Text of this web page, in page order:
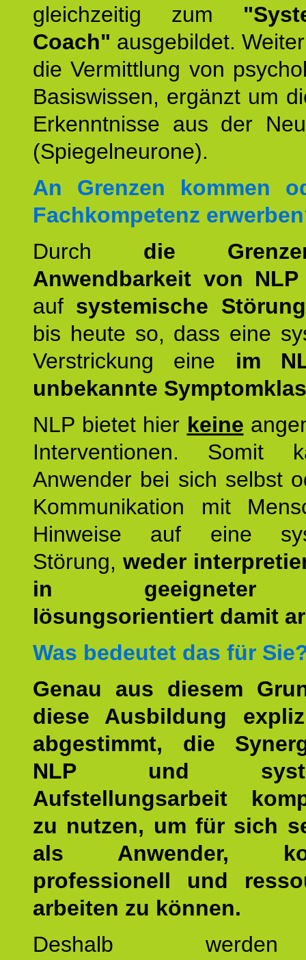
gleichzeitig zum
Coach" ausgebildet.
die Vermittlung von
Basiswissen, ergänzt um
Erkenntnisse aus der
(Spiegelneurone).
An Grenzen kommen
Fachkompetenz
Durch die
Anwendbarkeit von NLP
auf systemische
bis heute so, dass eine
Verstrickung eine im
unbekannte
NLP bietet hier keine
Interventionen. Somit
Anwender bei sich selbst
Kommunikation mit
Hinweise auf eine
Störung, weder
in geeigneter
lösungsorientiert damit
Was bedeutet das für
Genau aus diesem
diese Ausbildung
abgestimmt, die
NLP und
Aufstellungsarbeit
zu nutzen, um für sich
als Anwender,
professionell und
arbeiten zu können.
Deshalb